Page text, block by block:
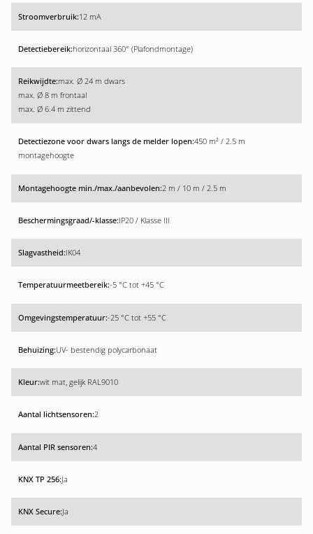
12 mA
horizontaal 360° (Plafondmontage)
max. Ø 24 m dwars
max. Ø 8 m frontaal
max. Ø 6.4 m zittend
450 m² / 2.5 m
montagehoogte
2 m / 10 m / 2.5 m
IP20 / Klasse III
IK04
-5 °C tot +45 °C
-25 °C tot +55 °C
UV- bestendig polycarbonaat
wit mat, gelijk RAL9010
2
4
Ja
Ja